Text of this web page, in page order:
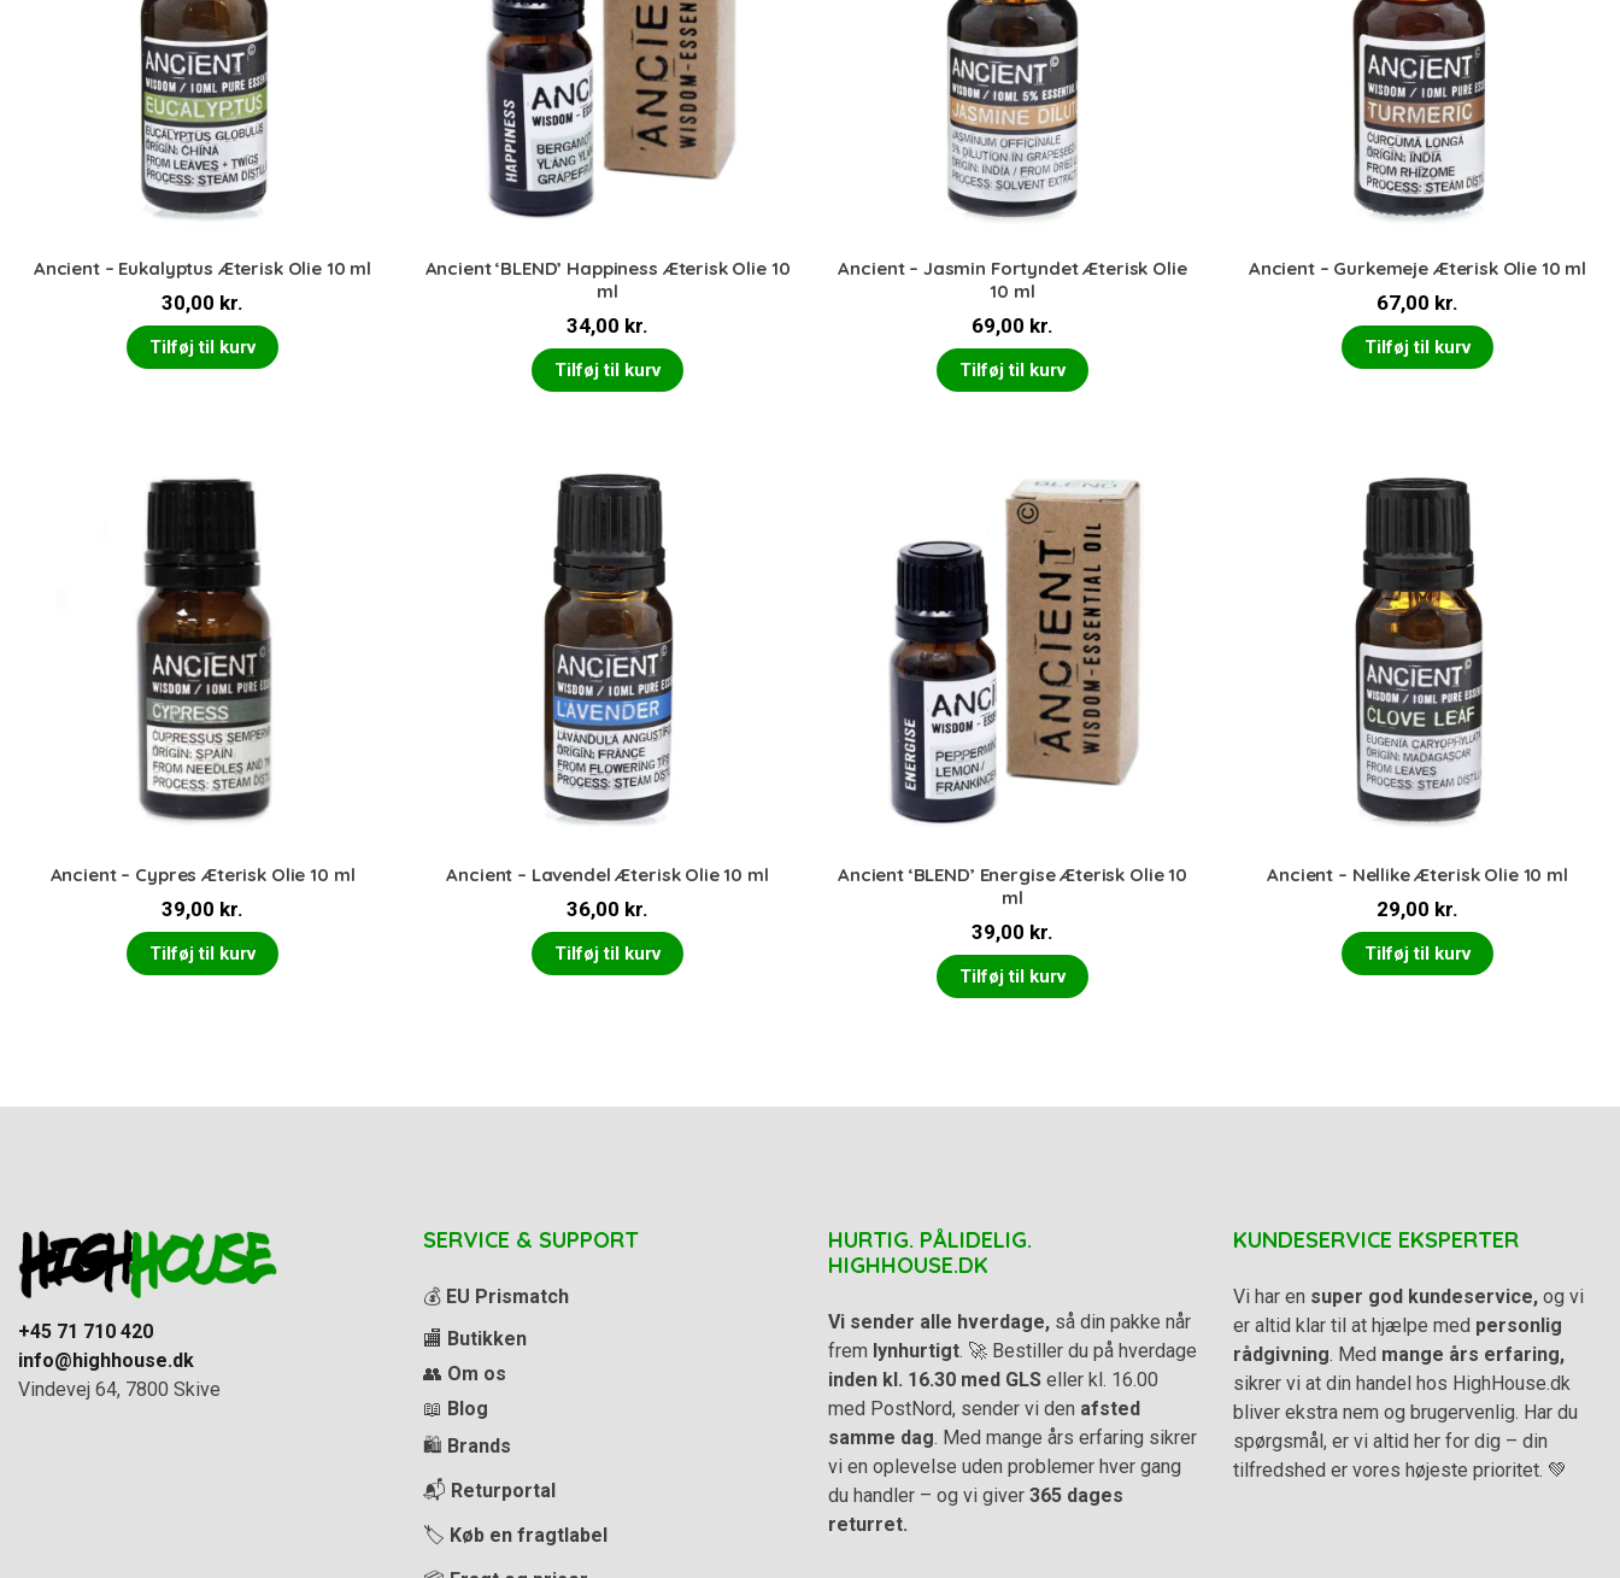
Ancient – Eukalyptus Æterisk Olie 10 ml
30,00 kr.
Tilføj til kurv
Ancient ‘BLEND’ Happiness Æterisk Olie 10
ml
34,00 kr.
Tilføj til kurv
Ancient – Jasmin Fortyndet Æterisk Olie
10 ml
69,00 kr.
Tilføj til kurv
Ancient – Gurkemeje Æterisk Olie 10 ml
67,00 kr.
Tilføj til kurv
Ancient – Cypres Æterisk Olie 10 ml
39,00 kr.
Tilføj til kurv
Ancient – Lavendel Æterisk Olie 10 ml
36,00 kr.
Tilføj til kurv
Ancient ‘BLEND’ Energise Æterisk Olie 10
ml
39,00 kr.
Tilføj til kurv
Ancient – Nellike Æterisk Olie 10 ml
29,00 kr.
Tilføj til kurv
+45 71 710 420
info@highhouse.dk
Vindevej 64, 7800 Skive
SERVICE & SUPPORT
💰 EU Prismatch
🏬 Butikken
👥 Om os
📖 Blog
🛍️ Brands
📬 Returportal
🏷️ Køb en fragtlabel
HURTIG. PÅLIDELIG.
HIGHHOUSE.DK
Vi sender alle hverdage, så din pakke når
frem lynhurtigt. 🚀 Bestiller du på hverdage
inden kl. 16.30 med GLS eller kl. 16.00
med PostNord, sender vi den afsted
samme dag. Med mange års erfaring sikrer
vi en oplevelse uden problemer hver gang
du handler – og vi giver 365 dages
returret.
KUNDESERVICE EKSPERTER
Vi har en super god kundeservice, og vi
er altid klar til at hjælpe med personlig
rådgivning. Med mange års erfaring,
sikrer vi at din handel hos HighHouse.dk
bliver ekstra nem og brugervenlig. Har du
spørgsmål, er vi altid her for dig – din
tilfredshed er vores højeste prioritet. 💚